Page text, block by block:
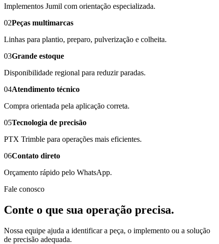
Implementos Jumil com orientação especializada.
02Peças multimarcas
Linhas para plantio, preparo, pulverização e colheita.
03Grande estoque
Disponibilidade regional para reduzir paradas.
04Atendimento técnico
Compra orientada pela aplicação correta.
05Tecnologia de precisão
PTX Trimble para operações mais eficientes.
06Contato direto
Orçamento rápido pelo WhatsApp.
Fale conosco
Conte o que sua operação precisa.
Nossa equipe ajuda a identificar a peça, o implemento ou a solução
de precisão adequada.